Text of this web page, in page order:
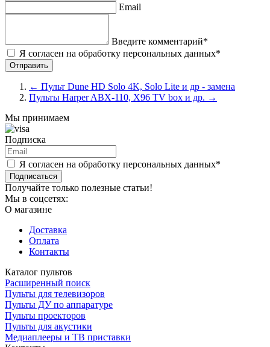
Email
Введите комментарий*
Я согласен на обработку персональных данных*
← Пульт Dune HD Solo 4K, Solo Lite и др - замена
Пульты Harper ABX-110, X96 TV box и др. →
Мы принимаем
Подписка
Я согласен на обработку персональных данных*
Подписаться
Получайте только полезные статьи!
Мы в соцсетях:
О магазине
Доставка
Оплата
Контакты
Каталог пультов
Расширенный поиск
Пульты для телевизоров
Пульты ДУ по аппаратуре
Пульты проекторов
Пульты для акустики
Медиаплееры и ТВ приставки